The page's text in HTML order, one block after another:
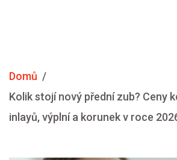
Domů
Kolik stojí nový přední zub? Ceny
inlayů, výplní a korunek v roce